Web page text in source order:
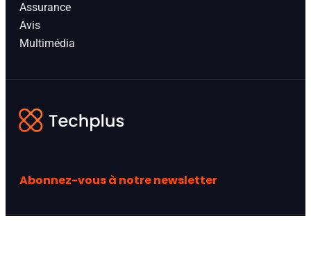
Assurance
Avis
Multimédia
Abonnez-vous à notre newsletter